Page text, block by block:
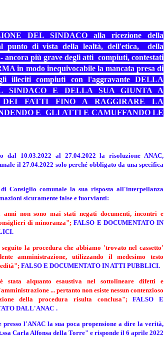
DEL SINDACO alla ricezione della
punto di vista della lealtà, dell'etica, della
ancora più grave degli atti compiuti, contestati
in modo inequivocabile la mancata presa di
illeciti compiuti con l'aggravante DELLA
SINDACO E DELLA SUA GIUNTA A
DEI FATTI FINO A RAGGIRARE LA
E GLI ATTI E CAMUFFANDO LE
dal 10.03.2022 al 27.04.2022 la risoluzione ANAC,
il 27.04.2022 solo perché obbligato da una specifica
Consiglio comunale la sua risposta all'interpellanza
sicuramente false e fuorvianti:
anni non sono mai stati negati documenti, incontri e
di minoranza";FALSO E DOCUMENTATO IN
la procedura che abbiamo 'trovato nel cassetto'
amministrazione, utilizzando il medesimo testo
FALSO E DOCUMENTATO IN ATTI PUBBLICI.
stata alquanto esaustiva nel sottolineare difetti e
... pertanto non esiste nessun contenzioso
della procedura risulta conclusa";FALSO E
DALL'ANAC .
l'ANAC la sua poca propensione a dire la verità,
Carla Alfonsa della Torre" erisponde il 6 aprile 2022